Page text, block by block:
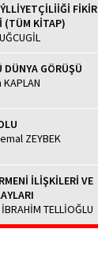
FİKİR
(TÜM KİTAP)
DÜNYA GÖRÜŞÜ
ZEYBEK
İLİŞKİLERİ VE
TELLİOĞLU